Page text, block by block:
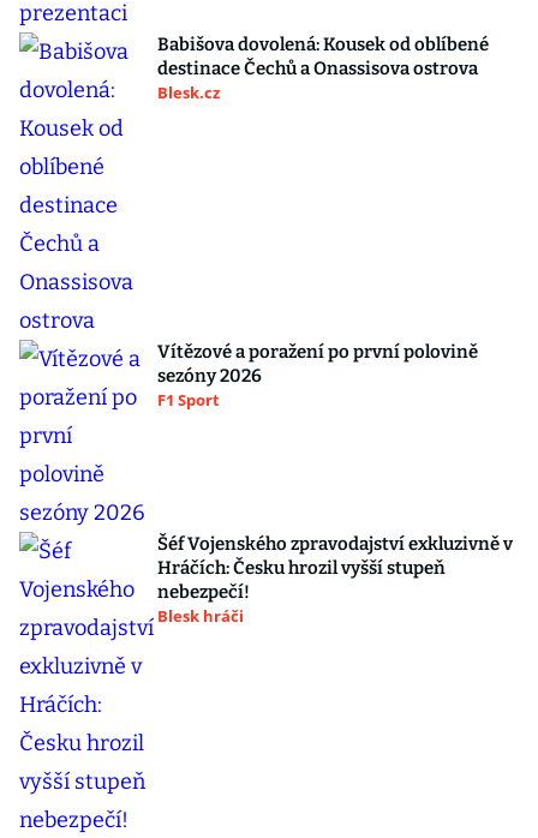
Babišova dovolená: Kousek od oblíbené
destinace Čechů a Onassisova ostrova
Blesk.cz
Vítězové a poražení po první polovině
sezóny 2026
F1 Sport
Šéf Vojenského zpravodajství exkluzivně v
Hráčích: Česku hrozil vyšší stupeň
nebezpečí!
Blesk hráči